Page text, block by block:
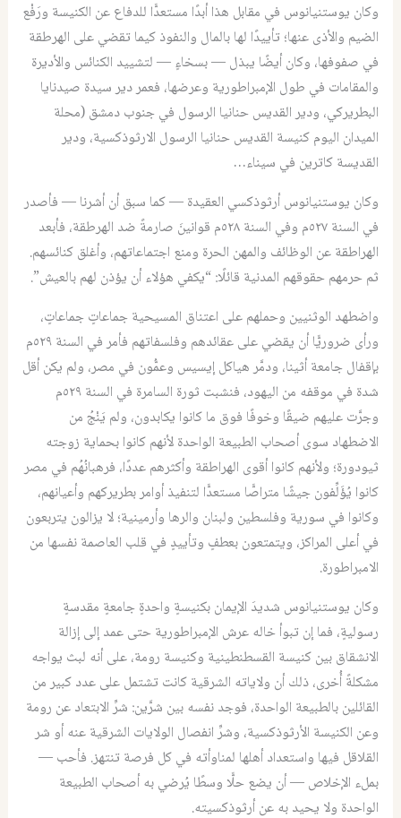
وكان يوستنيانوس في مقابل هذا أبدًا مستعدًّا للدفاع عن الكنيسة ورَفْع
الضيم والأذى عنها؛ تأييدًا لها بالمال والنفوذ كيما تقضي على الهرطقة
في صفوفها، وكان أيضًا يبذل — بسخاءٍ — لتشييد الكنائس والأديرة
والمقامات في طول الإمبراطورية وعرضها، فعمر دير سيدة صيدنايا
البطريركي، ودير القديس حنانيا الرسول في جنوب دمشق (محلة
الميدان اليوم كنيسة القديس حنانيا الرسول الارثوذكسية، ودير
القديسة كاترين في سيناء…
وكان يوستنيانوس أرثوذكسي العقيدة — كما سبق أن أشرنا — فأصدر
في السنة ٥٢٧م وفي السنة ٥٢٨م قوانينَ صارمةً ضد الهرطقة، فأبعد
الهراطقة عن الوظائف والمهن الحرة ومنع اجتماعاتهم، وأغلق كنائسهم.
ثم حرمهم حقوقهم المدنية قائلًا: “يكفي هؤلاء أن يؤذن لهم بالعيش”.
واضطهد الوثنيين وحملهم على اعتناق المسيحية جماعاتٍ جماعاتٍ،
ورأى ضروريًّا أن يقضي على عقائدهم وفلسفاتهم فأمر في السنة ٥٢٩م
بإقفال جامعة أثينا، ودمَّر هياكل إيسيس وعمُّون في مصر، ولم يكن أقل
شدة في موقفه من اليهود، فنشبت ثورة السامرة في السنة ٥٢٩م
وجرَّت عليهم ضيقًا وخوفًا فوق ما كانوا يكابدون، ولم يَنْجُ من
الاضطهاد سوى أصحاب الطبيعة الواحدة لأنهم كانوا بحماية زوجته
ثيودورة؛ ولأنهم كانوا أقوى الهراطقة وأكثرهم عددًا، فرهبانُهُم في مصر
كانوا يُؤَلِّفون جيشًا متراصًّا مستعدًّا لتنفيذ أوامر بطريركهم وأعيانهم،
وكانوا في سورية وفلسطين ولبنان والرها وأرمينية؛ لا يزالون يتربعون
في أعلى المراكز، ويتمتعون بعطفٍ وتأييدٍ في قلب العاصمة نفسها من
الامبراطورة.
وكان يوستنيانوس شديدَ الإيمان بكنيسةٍ واحدةٍ جامعةٍ مقدسةٍ
رسوليةٍ، فما إن تبوأ خاله عرش الإمبراطورية حتى عمد إلى إزالة
الانشقاق بين كنيسة القسطنطينية وكنيسة رومة، على أنه لبث يواجه
مشكلةً أُخرى، ذلك أن ولاياته الشرقية كانت تشتمل على عدد كبير من
القائلين بالطبيعة الواحدة، فوجد نفسه بين شرَّين: شرِّ الابتعاد عن رومة
وعن الكنيسة الأرثوذكسية، وشرِّ انفصال الولايات الشرقية عنه أو شر
القلاقل فيها واستعداد أهلها لمناوأته في كل فرصة تنتهز. فأحب —
بملء الإخلاص — أن يضع حلًّا وسطًا يُرضي به أصحاب الطبيعة
الواحدة ولا يحيد به عن أرثوذكسيته.